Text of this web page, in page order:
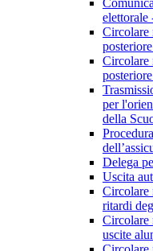
Circolare
Circolare
per
della
Delega
Uscita
Circolare
ritardi
Circolare
uscite